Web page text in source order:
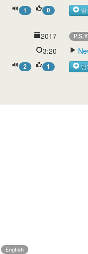
1 0 담
2017
3:20
2 1 담
English